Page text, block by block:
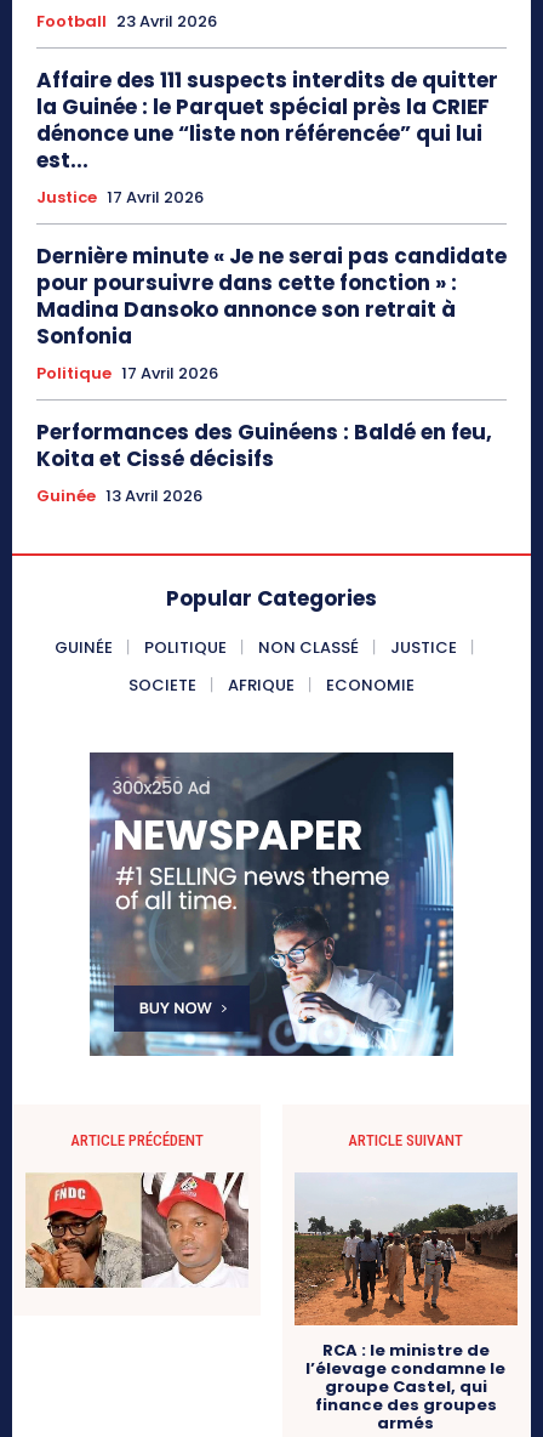
Football 23 Avril 2026
Affaire des 111 suspects interdits de quitter
la Guinée : le Parquet spécial près la CRIEF
dénonce une “liste non référencée” qui lui
est...
Justice 17 Avril 2026
Dernière minute « Je ne serai pas candidate
pour poursuivre dans cette fonction » :
Madina Dansoko annonce son retrait à
Sonfonia
Politique 17 Avril 2026
Performances des Guinéens : Baldé en feu,
Koita et Cissé décisifs
Guinée 13 Avril 2026
Popular Categories
GUINÉE POLITIQUE NON CLASSÉ
JUSTICE
SOCIETE
AFRIQUE ECONOMIE
ARTICLE PRÉCÉDENT ARTICLE SUIVANT
RCA : le ministre de
l’élevage condamne le
groupe Castel, qui
finance des groupes
armés